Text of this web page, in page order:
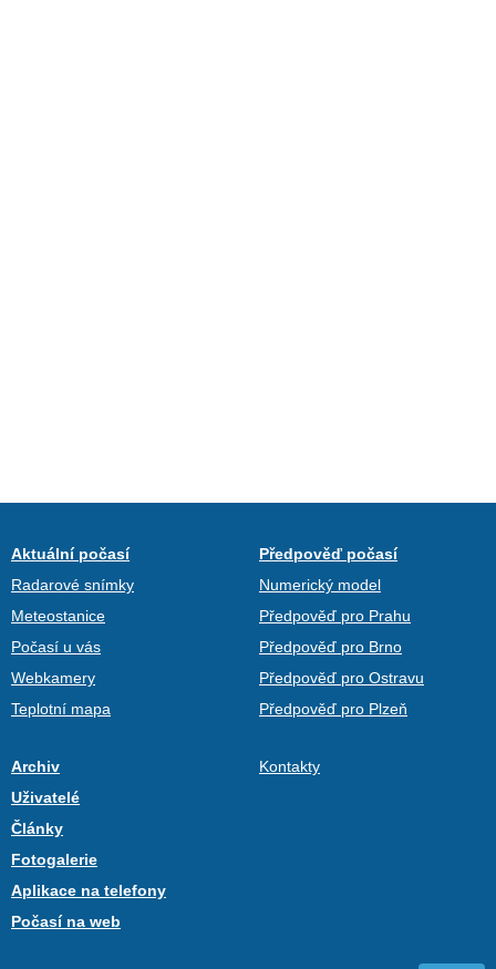
Aktuální počasí
Radarové snímky
Meteostanice
Počasí u vás
Webkamery
Teplotní mapa
Předpověď počasí
Numerický model
Předpověď pro Prahu
Předpověď pro Brno
Předpověď pro Ostravu
Předpověď pro Plzeň
Archiv
Uživatelé
Články
Fotogalerie
Aplikace na telefony
Počasí na web
Kontakty